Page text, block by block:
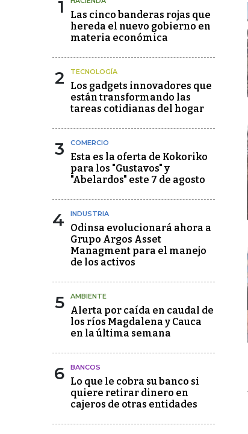
1
Las cinco banderas rojas que
hereda el nuevo gobierno en
materia económica
2 TECNOLOGÍA
Los gadgets innovadores que
están transformando las
tareas cotidianas del hogar
3 COMERCIO
Esta es la oferta de Kokoriko
para los "Gustavos" y
"Abelardos" este 7 de agosto
4 INDUSTRIA
Odinsa evolucionará ahora a
Grupo Argos Asset
Managment para el manejo
de los activos
5 AMBIENTE
Alerta por caída en caudal de
los ríos Magdalena y Cauca
en la última semana
6 BANCOS
Lo que le cobra su banco si
quiere retirar dinero en
cajeros de otras entidades